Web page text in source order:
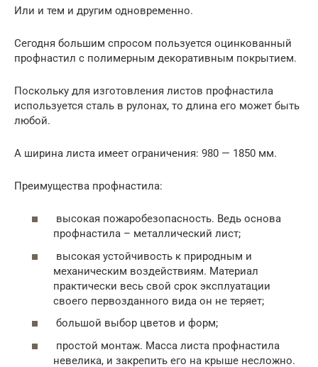
Или и тем и другим одновременно.
Сегодня большим спросом пользуется оцинкованный
профнастил с полимерным декоративным покрытием.
Поскольку для изготовления листов профнастила
используется сталь в рулонах, то длина его может быть
любой.
А ширина листа имеет ограничения: 980 — 1850 мм.
Преимущества профнастила:
высокая пожаробезопасность. Ведь основа
профнастила – металлический лист;
высокая устойчивость к природным и
механическим воздействиям. Материал
практически весь свой срок эксплуатации
своего первозданного вида он не теряет;
большой выбор цветов и форм;
простой монтаж. Масса листа профнастила
невелика, и закрепить его на крыше несложно.